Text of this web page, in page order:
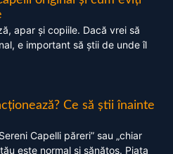
apar și copiile. Dacă vrei să
e important să știi de unde îl
Ce să știi înainte
Capelli păreri” sau „chiar
este normal și sănătos. Piața